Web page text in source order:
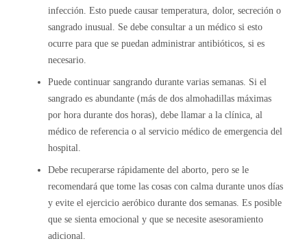
infección. Esto puede causar temperatura, dolor, secreción o
sangrado inusual. Se debe consultar a un médico si esto
ocurre para que se puedan administrar antibióticos, si es
necesario.
Puede continuar sangrando durante varias semanas. Si el
sangrado es abundante (más de dos almohadillas máximas
por hora durante dos horas), debe llamar a la clínica, al
médico de referencia o al servicio médico de emergencia del
hospital.
Debe recuperarse rápidamente del aborto, pero se le
recomendará que tome las cosas con calma durante unos días
y evite el ejercicio aeróbico durante dos semanas. Es posible
que se sienta emocional y que se necesite asesoramiento
adicional.